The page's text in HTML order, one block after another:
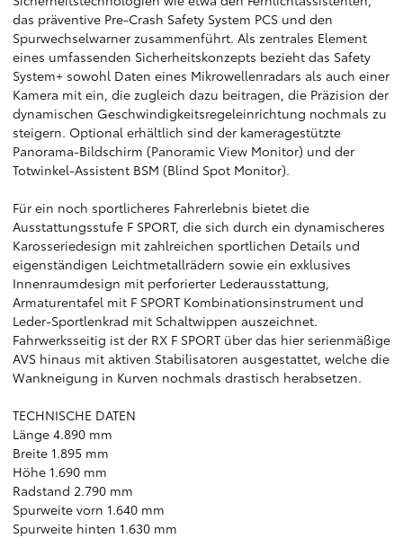
das präventive Pre-Crash Safety System PCS und den
Spurwechselwarner zusammenführt. Als zentrales Element
eines umfassenden Sicherheitskonzepts bezieht das Safety
System+ sowohl Daten eines Mikrowellenradars als auch einer
Kamera mit ein, die zugleich dazu beitragen, die Präzision der
dynamischen Geschwindigkeitsregeleinrichtung nochmals zu
steigern. Optional erhältlich sind der kameragestützte
Panorama-Bildschirm (Panoramic View Monitor) und der
Totwinkel-Assistent BSM (Blind Spot Monitor).
Für ein noch sportlicheres Fahrerlebnis bietet die
Ausstattungsstufe F SPORT, die sich durch ein dynamischeres
Karosseriedesign mit zahlreichen sportlichen Details und
eigenständigen Leichtmetallrädern sowie ein exklusives
Innenraumdesign mit perforierter Lederausstattung,
Armaturentafel mit F SPORT Kombinationsinstrument und
Leder-Sportlenkrad mit Schaltwippen auszeichnet.
Fahrwerksseitig ist der RX F SPORT über das hier serienmäßige
AVS hinaus mit aktiven Stabilisatoren ausgestattet, welche die
Wankneigung in Kurven nochmals drastisch herabsetzen.
TECHNISCHE DATEN
Länge 4.890 mm
Breite 1.895 mm
Höhe 1.690 mm
Radstand 2.790 mm
Spurweite vorn 1.640 mm
Spurweite hinten 1.630 mm